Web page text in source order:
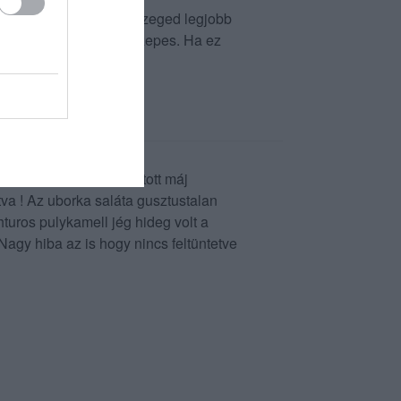
adag pacalt -amit Szeged legjobb
kinézet gyenge közepes. Ha ez
fura utóize volt a rántott máj
! Az uborka saláta gusztustalan
pulykamell jég hideg volt a
hiba az is hogy nincs feltüntetve